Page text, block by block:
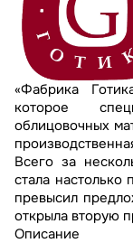
«Фабрика
которое
облицовочных
Всего за
стала настолько
превысил
открыла вторую
Описание